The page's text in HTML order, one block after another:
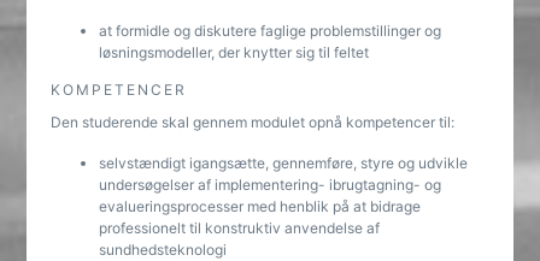
at formidle og diskutere faglige problemstillinger og
løsningsmodeller, der knytter sig til feltet
KOMPETENCER
Den studerende skal gennem modulet opnå kompetencer til:
selvstændigt igangsætte, gennemføre, styre og udvikle
undersøgelser af implementering- ibrugtagning- og
evalueringsprocesser med henblik på at bidrage
professionelt til konstruktiv anvendelse af
sundhedsteknologi